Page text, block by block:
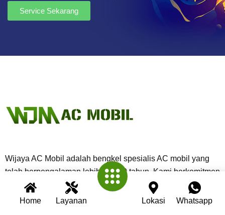
Home Layanan Lokasi Whatsapp
Service Sekarang
Wijaya AC Mobil adalah bengkel spesialis AC mobil yang
telah berpengalaman lebih dari 30 tahun. Kami berkomitmen
memberikan layanan terbaik dengan teknisi profesional,
peralatan modern, dan garansi untuk setiap pengerjaan.